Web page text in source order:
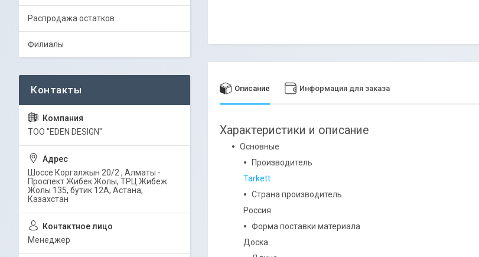
Описание Информация для заказа
Характеристики и описание
Основные
Производитель
Tarkett
Страна производитель
Россия
Форма поставки материала
Доска
Распродажа остатков
Филиалы
ТОО "EDEN DESIGN"
Шоссе Коргалжын 20/2 , Алматы -
Проспект Жибек Жолы, ТРЦ Жибеж
Жолы 135, бутик 12А, Астана,
Казахстан
Менеджер